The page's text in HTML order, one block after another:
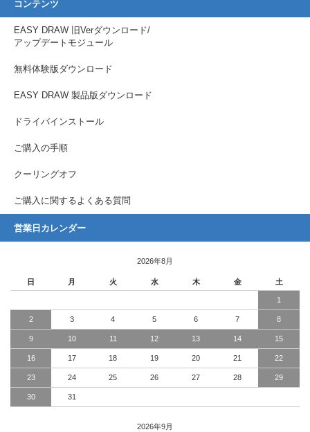
コンテンツ
EASY DRAW 旧Verダウンロード/
アップデートモジュール
無料体験版ダウンロード
EASY DRAW 製品版ダウンロード
ドライバインストール
ご購入の手順
クーリングオフ
ご購入に関するよくある質問
営業日カレンダー
2026年8月
日 月 火 水 木 金 土
1
2 3 4 5 6 7 8
9 10 11 12 13 14 15
16 17 18 19 20 21 22
23 24 25 26 27 28 29
30 31
2026年9月